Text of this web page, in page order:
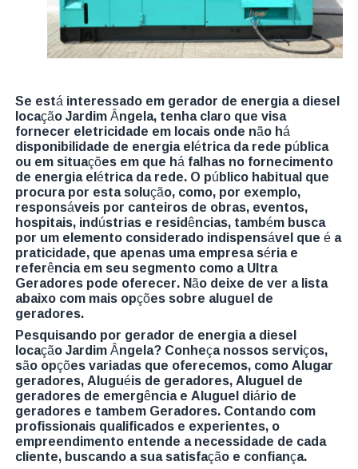
Se está interessado em gerador de energia a diesel
locação Jardim Ângela, tenha claro que visa
fornecer eletricidade em locais onde não há
disponibilidade de energia elétrica da rede pública
ou em situações em que há falhas no fornecimento
de energia elétrica da rede. O público habitual que
procura por esta solução, como, por exemplo,
responsáveis por canteiros de obras, eventos,
hospitais, indústrias e residências, também busca
por um elemento considerado indispensável que é a
praticidade, que apenas uma empresa séria e
referência em seu segmento como a Ultra
Geradores pode oferecer. Não deixe de ver a lista
abaixo com mais opções sobre aluguel de
geradores.
Pesquisando por gerador de energia a diesel
locação Jardim Ângela? Conheça nossos serviços,
são opções variadas que oferecemos, como Alugar
geradores, Aluguéis de geradores, Aluguel de
geradores de emergência e Aluguel diário de
geradores e tambem Geradores. Contando com
profissionais qualificados e experientes, o
empreendimento entende a necessidade de cada
cliente, buscando a sua satisfação e confiança.